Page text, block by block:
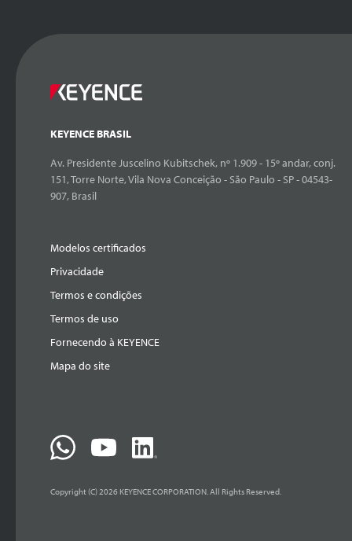
KEYENCE BRASIL
Av. Presidente Juscelino Kubitschek, nº 1.909 - 15º andar, conj.
151, Torre Norte, Vila Nova Conceição - São Paulo - SP - 04543-
907, Brasil
Modelos certificados
Privacidade
Termos e condições
Termos de uso
Fornecendo à KEYENCE
Mapa do site
Copyright (C) 2026 KEYENCE CORPORATION. All Rights Reserved.